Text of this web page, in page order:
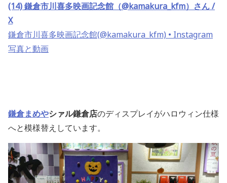
(14) 鎌倉市川喜多映画記念館（@kamakura_kfm）さん /
X
鎌倉市川喜多映画記念館(@kamakura_kfm) • Instagram
写真と動画
鎌倉まめやシァル鎌倉店のディスプレイがハロウィン仕様
へと模様替えしています。